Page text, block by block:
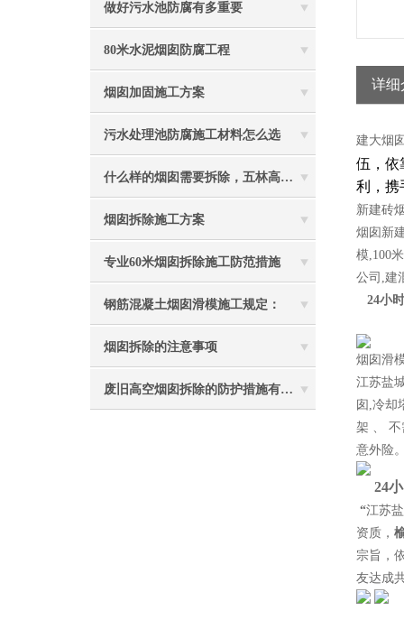
做好污水池防腐有多重要
80米水泥烟囱防腐工程
烟囱加固施工方案
污水处理池防腐施工材料怎么选
什么样的烟囱需要拆除，五林高空烟囱拆除讲与你听
烟囱拆除施工方案
专业60米烟囱拆除施工防范措施
钢筋混凝土烟囱滑模施工规定：
烟囱拆除的注意事项
废旧高空烟囱拆除的防护措施有哪些？
详细
建大烟
伍，依
利，
新建砖
烟囱新
模,100米
公司,建
24小
烟囱滑
江苏盐
囱,冷却
架 、 不
意外险
24
“江苏
资质，
宗旨，
友达成